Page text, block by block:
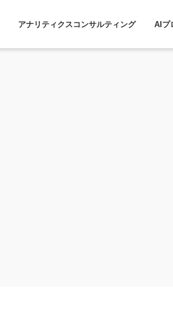
アナリティクスコンサルティング AIプ